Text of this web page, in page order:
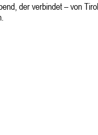
der verbindet – von